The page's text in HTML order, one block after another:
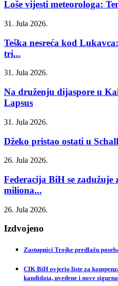
Loše vijesti meteorologa:
31. Jula 2026.
Teška nesreća kod
tri...
31. Jula 2026.
Na druženju dijaspore u
Lapsus
31. Jula 2026.
Džeko pristao ostati u
26. Jula 2026.
Federacija BiH se zadužuje
miliona...
26. Jula 2026.
Izdvojeno
Zastupnici Trojke predlažu
CIK BiH ovjerio liste za
kandidata, uvedene i nove